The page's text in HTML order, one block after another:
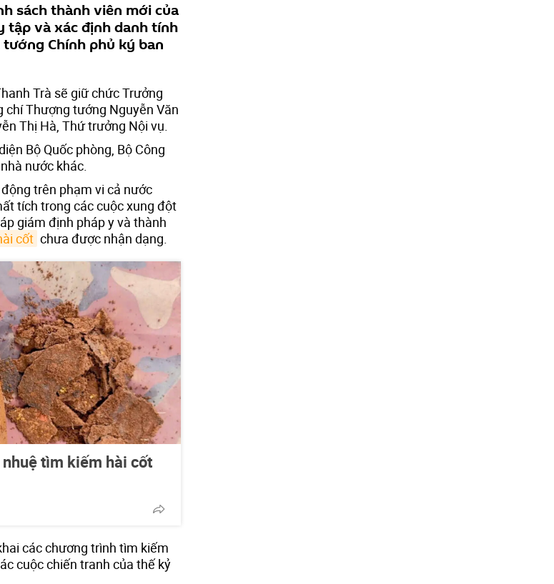
sách thành viên mới của
tập và xác định danh tính
Chính phủ ký ban
Trà sẽ giữ chức Trưởng
chí Thượng tướng Nguyễn Văn
Thị Hà, Thứ trưởng Nội vụ.
Bộ Quốc phòng, Bộ Công
nước khác.
trên phạm vi cả nước
tích trong các cuộc xung đột
giám định pháp y và thành
cốt chưa được nhận dạng.
tìm kiếm hài cốt
các chương trình tìm kiếm
cuộc chiến tranh của thế kỷ